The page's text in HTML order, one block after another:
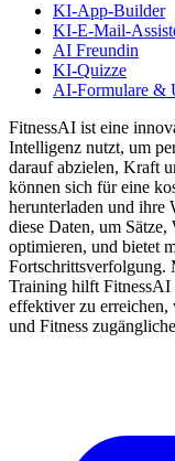
KI-App-Builder
KI-E-Mail-
AI Freundin
KI-Quizze
AI-Formulare &
FitnessAI ist eine
Intelligenz nutzt, um
darauf abzielen, Kraft
können sich für eine
herunterladen und
diese Daten, um
optimieren, und bietet
Fortschrittsverfolgung.
Training hilft FitnessAI
effektiver zu erreichen,
und Fitness